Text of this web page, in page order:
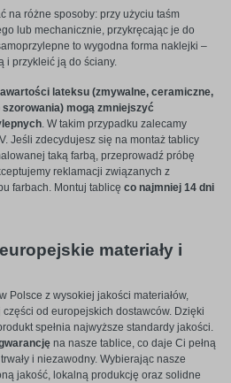
na różne sposoby: przy użyciu taśm
lub mechanicznie, przykręcając je do
to wygodna forma naklejki –
i przykleić ją do ściany.
lateksu (zmywalne, ceramiczne,
mogą zmniejszyć
. W takim przypadku zalecamy
Jeśli zdecydujesz się na montaż tablicy
taką farbą, przeprowadź próbę
reklamacji związanych z
farbach. Montuj tablicę co najmniej 14 dni
materiały i
Polsce z wysokiej jakości materiałów,
od europejskich dostawców. Dzięki
spełnia najwyższe standardy jakości.
na nasze tablice, co daje Ci pełną
i niezawodny. Wybierając nasze
jakość, lokalną produkcję oraz solidne